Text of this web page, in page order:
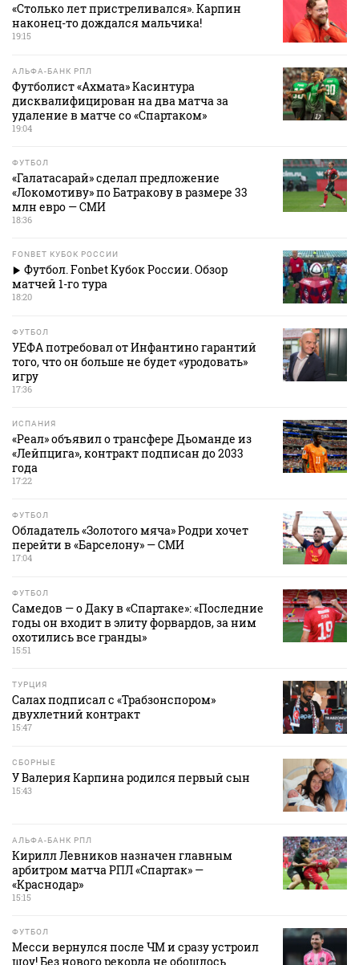
«Столько лет пристреливался». Карпин
наконец-то дождался мальчика!
19:15
АЛЬФА-БАНК РПЛ
Футболист «Ахмата» Касинтура
дисквалифицирован на два матча за
удаление в матче со «Спартаком»
19:04
ФУТБОЛ
«Галатасарай» сделал предложение
«Локомотиву» по Батракову в размере 33
млн евро — СМИ
18:36
FONBET КУБОК РОССИИ
Футбол. Fonbet Кубок России. Обзор
матчей 1-го тура
18:20
ФУТБОЛ
УЕФА потребовал от Инфантино гарантий
того, что он больше не будет «уродовать»
игру
17:36
ИСПАНИЯ
«Реал» объявил о трансфере Дьоманде из
«Лейпцига», контракт подписан до 2033
года
17:22
ФУТБОЛ
Обладатель «Золотого мяча» Родри хочет
перейти в «Барселону» — СМИ
17:04
ФУТБОЛ
Самедов — о Даку в «Спартаке»: «Последние
годы он входит в элиту форвардов, за ним
охотились все гранды»
15:51
ТУРЦИЯ
Салах подписал с «Трабзонспором»
двухлетний контракт
15:47
СБОРНЫЕ
У Валерия Карпина родился первый сын
15:43
АЛЬФА-БАНК РПЛ
Кирилл Левников назначен главным
арбитром матча РПЛ «Спартак» —
«Краснодар»
15:15
ФУТБОЛ
Месси вернулся после ЧМ и сразу устроил
шоу! Без нового рекорда не обошлось